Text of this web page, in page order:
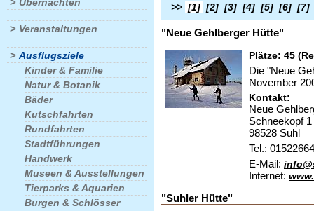
> Veranstaltungen
> Ausflugsziele
Kinder & Familie
Natur & Botanik
Bäder
Kutschfahrten
Rundfahrten
Stadtführungen
Handwerk
Museen & Ausstellungen
Tierparks & Aquarien
Burgen & Schlösser
>> [1] [2] [3] [4] [5] [6] [7]
"Neue Gehlberger Hütte"
Plätze: 45
Die "Neue
November
Kontakt:
Neue
Schneekopf 1
98528 Suhl
Tel.:
E-Mail:
Internet:
"Suhler Hütte"